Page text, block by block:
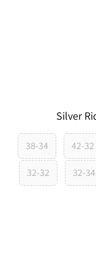
42-32
38-34
32-34
32-32